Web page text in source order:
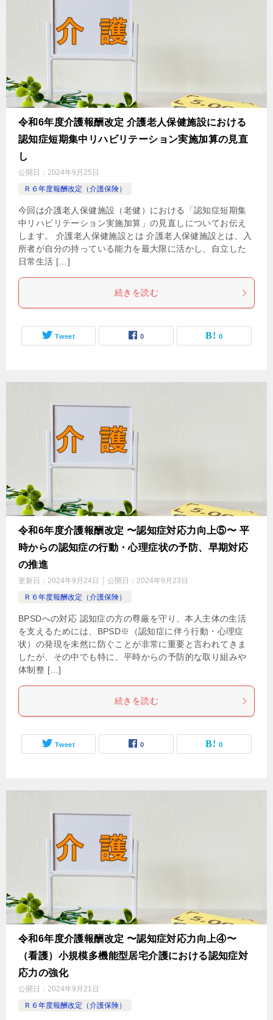
令和6年度介護報酬改定 介護老人保健施設における
認知症短期集中リハビリテーション実施加算の見直
し
公開日： 2024年9月25日
Ｒ６年度報酬改定（介護保険）
今回は介護老人保健施設（老健）における「認知症短期集
中リハビリテーション実施加算」の見直しについてお伝え
します。 介護老人保健施設とは 介護老人保健施設とは、入
所者が自分の持っている能力を最大限に活かし、自立した
日常生活 […]
続きを読む
Tweet 0 0
令和6年度介護報酬改定 〜認知症対応力向上⑤〜 平
時からの認知症の行動・心理症状の予防、早期対応
の推進
更新日： 2024年9月24日 公開日： 2024年9月23日
Ｒ６年度報酬改定（介護保険）
BPSDへの対応 認知症の方の尊厳を守り、本人主体の生活
を支えるためには、BPSD※（認知症に伴う行動・心理症
状）の発現を未然に防ぐことが非常に重要と言われてきま
したが、その中でも特に、平時からの予防的な取り組みや
体制整 […]
続きを読む
Tweet 0 0
令和6年度介護報酬改定 〜認知症対応力向上④〜
（看護）小規模多機能型居宅介護における認知症対
応力の強化
公開日： 2024年9月21日
Ｒ６年度報酬改定（介護保険）